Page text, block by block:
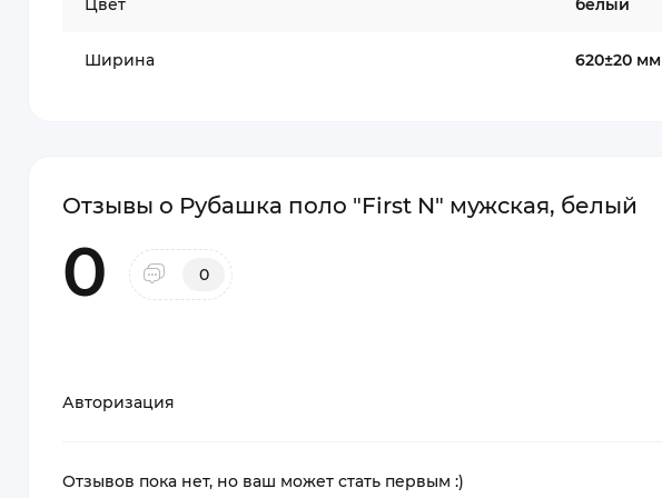
Цвет белый
Ширина 620±20 мм
Отзывы о Рубашка поло "First N" мужская, белый
0 0
Авторизация
Отзывов пока нет, но ваш может стать первым :)